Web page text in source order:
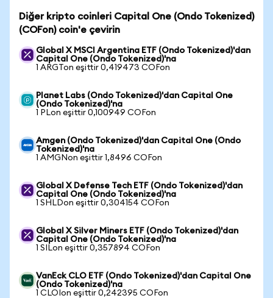
Diğer kripto coinleri Capital One (Ondo Tokenized)
(COFon) coin'e çevirin
Global X MSCI Argentina ETF (Ondo Tokenized)'dan
Capital One (Ondo Tokenized)'na
1 ARGTon eşittir 0,419473 COFon
Planet Labs (Ondo Tokenized)'dan Capital One
(Ondo Tokenized)'na
1 PLon eşittir 0,100949 COFon
Amgen (Ondo Tokenized)'dan Capital One (Ondo
Tokenized)'na
1 AMGNon eşittir 1,8496 COFon
Global X Defense Tech ETF (Ondo Tokenized)'dan
Capital One (Ondo Tokenized)'na
1 SHLDon eşittir 0,304154 COFon
Global X Silver Miners ETF (Ondo Tokenized)'dan
Capital One (Ondo Tokenized)'na
1 SILon eşittir 0,357894 COFon
VanEck CLO ETF (Ondo Tokenized)'dan Capital One
(Ondo Tokenized)'na
1 CLOIon eşittir 0,242395 COFon